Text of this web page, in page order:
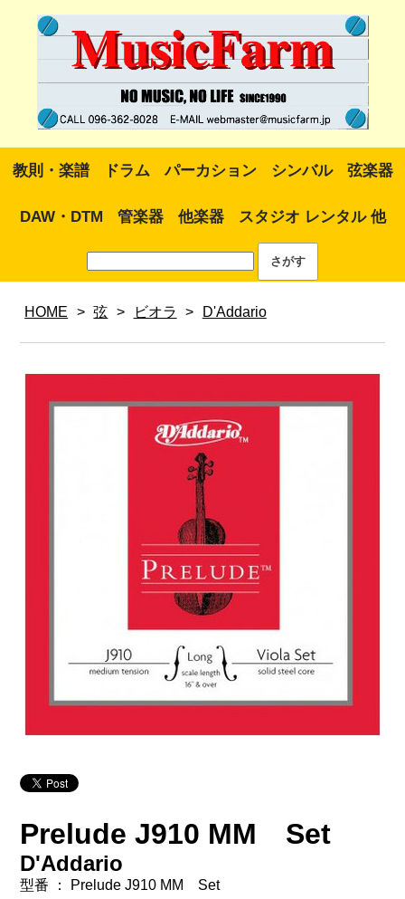
教則・楽譜 ドラム パーカション シンバル 弦楽器
DAW・DTM 管楽器 他楽器 スタジオ レンタル 他
HOME > 弦 > ビオラ > D'Addario
Prelude J910 MM Set
D'Addario
型番 ： Prelude J910 MM Set